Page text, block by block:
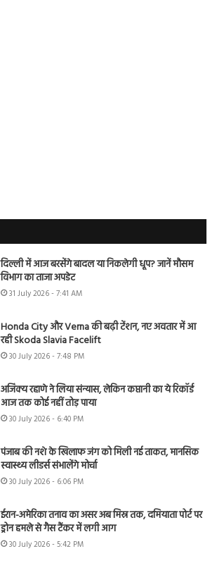
दिल्ली में आज बरसेंगे बादल या निकलेगी धूप? जानें मौसम
विभाग का ताजा अपडेट
31 July 2026 - 7:41 AM
Honda City और Verna की बढ़ी टेंशन, नए अवतार में आ
रही Skoda Slavia Facelift
30 July 2026 - 7:48 PM
अजिंक्य रहाणे ने लिया संन्यास, लेकिन कप्तानी का ये रिकॉर्ड
आज तक कोई नहीं तोड़ पाया
30 July 2026 - 6:40 PM
पंजाब की नशे के खिलाफ जंग को मिली नई ताकत, मानसिक
स्वास्थ्य लीडर्स संभालेंगे मोर्चा
30 July 2026 - 6:06 PM
ईरान-अमेरिका तनाव का असर अब मिस्र तक, दमियाता पोर्ट पर
ड्रोन हमले से गैस टैंकर में लगी आग
30 July 2026 - 5:42 PM